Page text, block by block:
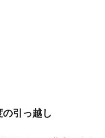
引っ越し